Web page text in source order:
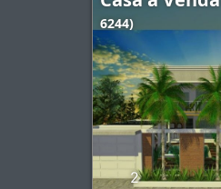
6244)
2